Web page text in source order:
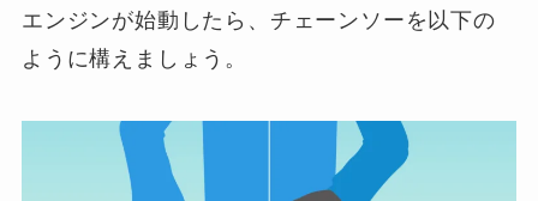
エンジンが始動したら、チェーンソーを以下の
ように構えましょう。